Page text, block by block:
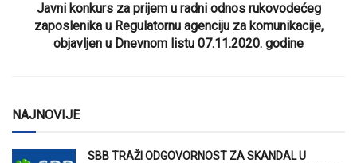
Javni konkurs za prijem u radni odnos rukovodećeg
zaposlenika u Regulatornu agenciju za komunikacije,
objavljen u Dnevnom listu 07.11.2020. godine
NAJNOVIJE
SBB TRAŽI ODGOVORNOST ZA SKANDAL U